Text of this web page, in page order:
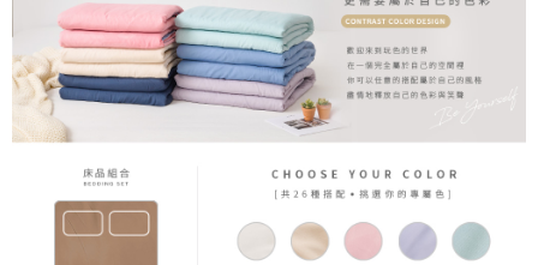
【注意事項】
１．透過由恩沛科技股份有限公司提供之「AFTEE先享後付」服務完成之交
易，需依本服務之必要範圍內提供個人資料，並將交易相關給付款項請求債
權轉讓予恩沛科技股份有限公司。
２．關於個人資料處理事宜，請瀏覽以下網址：
https://aftee.tw/terms/#terms3
３．未成年的使用者請事先徵得法定代理人或監護人之同意方可使用
４．使用「AFTEE先享後付」時，將依據個別帳號之用戶狀況，依本公司即
時審查核予不同之上限額度；若仍有額度不足之情形，本公司將視審查結果
每筆NT$60，滿NT$999(含以上)免運費
新竹貨運
每筆NT$80，滿NT$999(含以上)免運費